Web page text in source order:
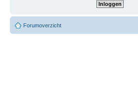
Forumoverzicht